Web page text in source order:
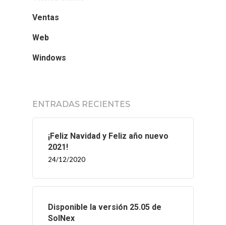
Ventas
Web
Windows
ENTRADAS RECIENTES
¡Feliz Navidad y Feliz año nuevo
2021!
24/12/2020
Disponible la versión 25.05 de
SolNex